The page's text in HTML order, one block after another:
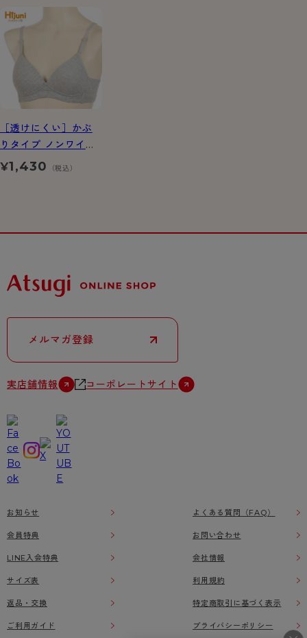
［透けにくい］かぶ
りタイプ ノンワイヤ
―ブラ
¥1,430 （税込）
メルマガ登録
実店舗情報 コーポレートサイト
お知らせ
会員特典
LINE入会特典
サイズ表
返品・交換
ご利用ガイド
よくある質問（FAQ）
お問い合わせ
会社情報
利用規約
特定商取引に基づく表示
プライバシーポリシー